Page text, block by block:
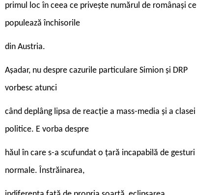
primul loc în ceea ce privește numărul de românași ce
populează închisorile
din Austria.
Așadar, nu despre cazurile particulare Simion și DRP
vorbesc atunci
când deplâng lipsa de reacție a mass-media și a clasei
politice. E vorba despre
hăul în care s-a scufundat o țară incapabilă de gesturi
normale. Înstrăinarea,